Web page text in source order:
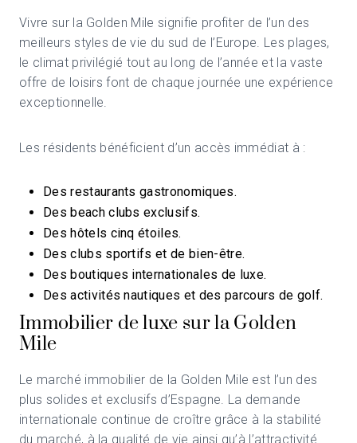
Vivre sur la Golden Mile signifie profiter de l’un des
meilleurs styles de vie du sud de l’Europe. Les plages,
le climat privilégié tout au long de l’année et la vaste
offre de loisirs font de chaque journée une expérience
exceptionnelle.
Les résidents bénéficient d’un accès immédiat à :
Des restaurants gastronomiques.
Des beach clubs exclusifs.
Des hôtels cinq étoiles.
Des clubs sportifs et de bien-être.
Des boutiques internationales de luxe.
Des activités nautiques et des parcours de golf.
Immobilier de luxe sur la Golden
Mile
Le marché immobilier de la Golden Mile est l’un des
plus solides et exclusifs d’Espagne. La demande
internationale continue de croître grâce à la stabilité
du marché, à la qualité de vie ainsi qu’à l’attractivité